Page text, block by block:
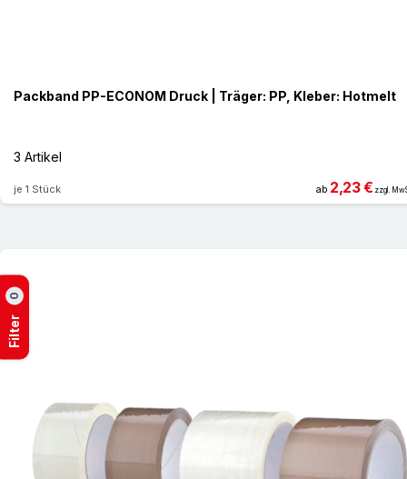
Filter
0
Packband PP-ECONOM Druck | Träger: PP, Kleber: Hotmelt
3 Artikel
je 1 Stück ab 2,23 € zzgl.